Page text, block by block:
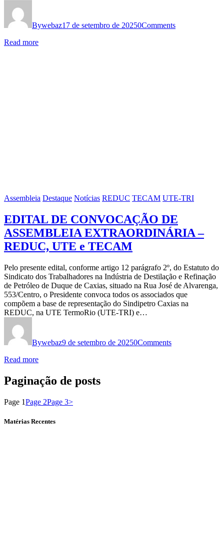
Bywebaz17 de setembro de 20250Comments
Read more
Assembleia Destaque Notícias REDUC TECAM UTE-TRI
EDITAL DE CONVOCAÇÃO DE
ASSEMBLEIA EXTRAORDINÁRIA –
REDUC, UTE e TECAM
Pelo presente edital, conforme artigo 12 parágrafo 2º, do Estatuto do
Sindicato dos Trabalhadores na Indústria de Destilação e Refinação
de Petróleo de Duque de Caxias, situado na Rua José de Alvarenga,
553/Centro, o Presidente convoca todos os associados que
compõem a base de representação do Sindipetro Caxias na
REDUC, na UTE TermoRio (UTE-TRI) e…
Bywebaz9 de setembro de 20250Comments
Read more
Paginação de posts
Page 1Page 2Page 3>
Matérias Recentes